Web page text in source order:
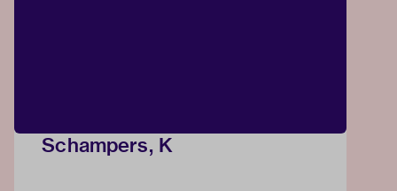
Schampers, K